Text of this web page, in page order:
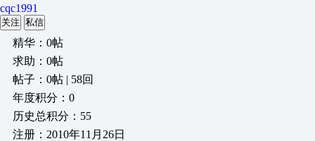
cqc1991
关注 私信
精华：0帖
求助：0帖
帖子：0帖 | 58回
年度积分：0
历史总积分：55
注册：2010年11月26日